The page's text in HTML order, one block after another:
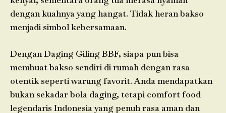
dengan kuahnya yang hangat. Tidak heran bakso
menjadi simbol kebersamaan.
Dengan Daging Giling BBF, siapa pun bisa
membuat bakso sendiri di rumah dengan rasa
otentik seperti warung favorit. Anda mendapatkan
bukan sekadar bola daging, tetapi comfort food
legendaris Indonesia yang penuh rasa aman dan